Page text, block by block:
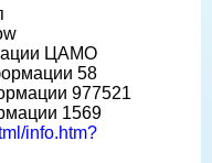
ЦАМО
58
977521
1569
info.htm?